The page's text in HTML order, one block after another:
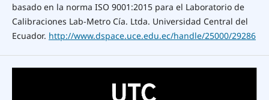
basado en la norma ISO 9001:2015 para el Laboratorio de
Calibraciones Lab-Metro Cía. Ltda. Universidad Central del
Ecuador. http://www.dspace.uce.edu.ec/handle/25000/29286